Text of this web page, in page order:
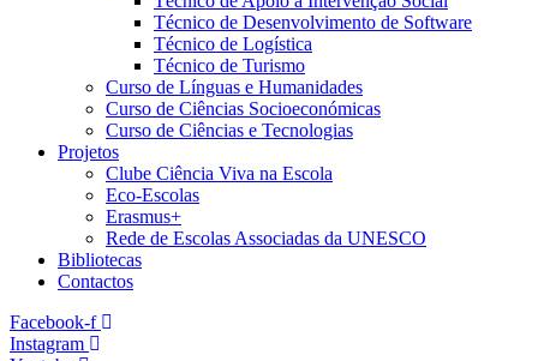
Técnico de Desenvolvimento de Software
Técnico de Logística
Técnico de Turismo
Curso de Línguas e Humanidades
Curso de Ciências Socioeconómicas
Curso de Ciências e Tecnologias
Projetos
Clube Ciência Viva na Escola
Eco-Escolas
Erasmus+
Rede de Escolas Associadas da UNESCO
Bibliotecas
Contactos
Facebook-f
Instagram